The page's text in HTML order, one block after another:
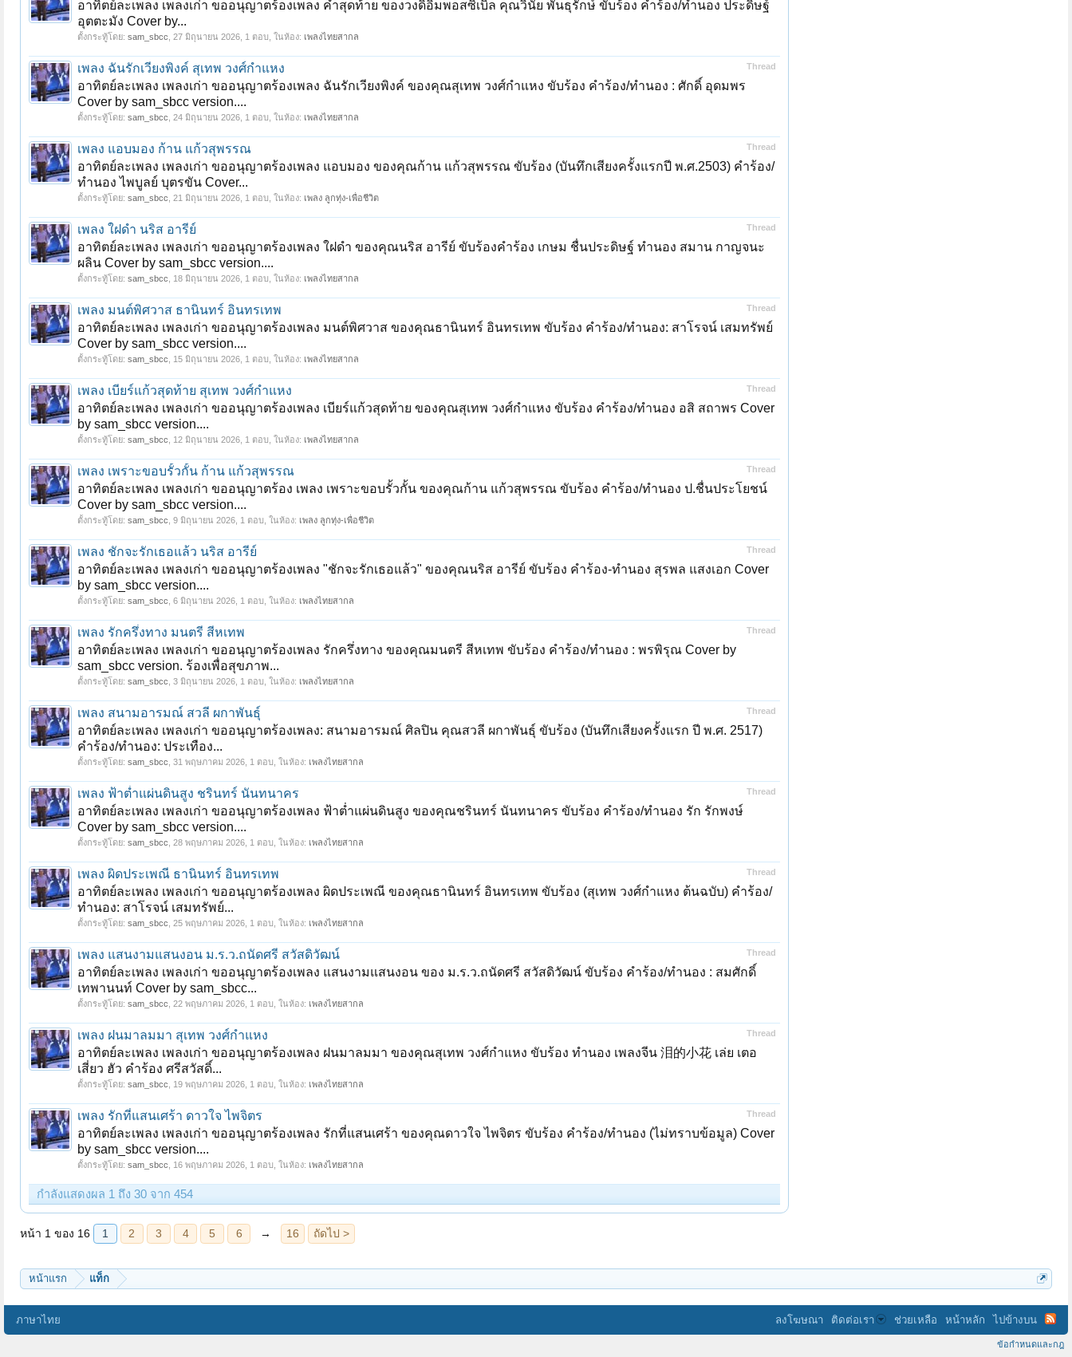
อาทิตย์ละเพลง เพลงเก่า ขออนุญาตร้องเพลง คำสุดท้าย ของวงดิอิมพอสซิเบิ้ล คุณวินัย พันธุรักษ์ ขับร้อง คำร้อง/ทำนอง ประดิษฐ์
อุตตะมัง Cover by...
ตั้งกระทู้โดย: sam_sbcc 27 มิถุนายน 2026 , 1 ตอบ, ในห้อง: เพลงไทยสากล
Thread
เพลง ฉันรักเวียงพิงค์ สุเทพ วงศ์กำแหง
อาทิตย์ละเพลง เพลงเก่า ขออนุญาตร้องเพลง ฉันรักเวียงพิงค์ ของคุณสุเทพ วงศ์กำแหง ขับร้อง คำร้อง/ทำนอง : ศักดิ์ อุดมพร
Cover by sam_sbcc version....
ตั้งกระทู้โดย: sam_sbcc 24 มิถุนายน 2026 , 1 ตอบ, ในห้อง: เพลงไทยสากล
Thread
เพลง แอบมอง ก้าน แก้วสุพรรณ
อาทิตย์ละเพลง เพลงเก่า ขออนุญาตร้องเพลง แอบมอง ของคุณก้าน แก้วสุพรรณ ขับร้อง (บันทึกเสียงครั้งแรกปี พ.ศ.2503) คำร้อง/
ทำนอง ไพบูลย์ บุตรขัน Cover...
ตั้งกระทู้โดย: sam_sbcc 21 มิถุนายน 2026 , 1 ตอบ, ในห้อง: เพลง ลูกทุ่ง-เพื่อชีวิต
Thread
เพลง ใฝดำ นริส อารีย์
อาทิตย์ละเพลง เพลงเก่า ขออนุญาตร้องเพลง ใฝดำ ของคุณนริส อารีย์ ขับร้องคำร้อง เกษม ชื่นประดิษฐ์ ทำนอง สมาน กาญจนะ
ผลิน Cover by sam_sbcc version....
ตั้งกระทู้โดย: sam_sbcc 18 มิถุนายน 2026 , 1 ตอบ, ในห้อง: เพลงไทยสากล
Thread
เพลง มนต์พิศวาส ธานินทร์ อินทรเทพ
อาทิตย์ละเพลง เพลงเก่า ขออนุญาตร้องเพลง มนต์พิศวาส ของคุณธานินทร์ อินทรเทพ ขับร้อง คำร้อง/ทำนอง: สาโรจน์ เสมทรัพย์
Cover by sam_sbcc version....
ตั้งกระทู้โดย: sam_sbcc 15 มิถุนายน 2026 , 1 ตอบ, ในห้อง: เพลงไทยสากล
Thread
เพลง เบียร์แก้วสุดท้าย สุเทพ วงศ์กำแหง
อาทิตย์ละเพลง เพลงเก่า ขออนุญาตร้องเพลง เบียร์แก้วสุดท้าย ของคุณสุเทพ วงศ์กำแหง ขับร้อง คำร้อง/ทำนอง อสิ สถาพร Cover
by sam_sbcc version....
ตั้งกระทู้โดย: sam_sbcc 12 มิถุนายน 2026 , 1 ตอบ, ในห้อง: เพลงไทยสากล
Thread
เพลง เพราะขอบรั้วกั้น ก้าน แก้วสุพรรณ
อาทิตย์ละเพลง เพลงเก่า ขออนุญาตร้อง เพลง เพราะขอบรั้วกั้น ของคุณก้าน แก้วสุพรรณ ขับร้อง คำร้อง/ทำนอง ป.ชื่นประโยชน์
Cover by sam_sbcc version....
ตั้งกระทู้โดย: sam_sbcc 9 มิถุนายน 2026 , 1 ตอบ, ในห้อง: เพลง ลูกทุ่ง-เพื่อชีวิต
Thread
เพลง ชักจะรักเธอแล้ว นริส อารีย์
อาทิตย์ละเพลง เพลงเก่า ขออนุญาตร้องเพลง "ชักจะรักเธอแล้ว" ของคุณนริส อารีย์ ขับร้อง คำร้อง-ทำนอง สุรพล แสงเอก Cover
by sam_sbcc version....
ตั้งกระทู้โดย: sam_sbcc 6 มิถุนายน 2026 , 1 ตอบ, ในห้อง: เพลงไทยสากล
Thread
เพลง รักครึ่งทาง มนตรี สีหเทพ
อาทิตย์ละเพลง เพลงเก่า ขออนุญาตร้องเพลง รักครึ่งทาง ของคุณมนตรี สีหเทพ ขับร้อง คำร้อง/ทำนอง : พรพิรุณ Cover by
sam_sbcc version. ร้องเพื่อสุขภาพ...
ตั้งกระทู้โดย: sam_sbcc 3 มิถุนายน 2026 , 1 ตอบ, ในห้อง: เพลงไทยสากล
Thread
เพลง สนามอารมณ์ สวลี ผกาพันธุ์
อาทิตย์ละเพลง เพลงเก่า ขออนุญาตร้องเพลง: สนามอารมณ์ ศิลปิน คุณสวลี ผกาพันธุ์ ขับร้อง (บันทึกเสียงครั้งแรก ปี พ.ศ. 2517)
คำร้อง/ทำนอง: ประเทือง...
ตั้งกระทู้โดย: sam_sbcc 31 พฤษภาคม 2026 , 1 ตอบ, ในห้อง: เพลงไทยสากล
Thread
เพลง ฟ้าต่ำแผ่นดินสูง ชรินทร์ นันทนาคร
อาทิตย์ละเพลง เพลงเก่า ขออนุญาตร้องเพลง ฟ้าต่ำแผ่นดินสูง ของคุณชรินทร์ นันทนาคร ขับร้อง คำร้อง/ทำนอง รัก รักพงษ์
Cover by sam_sbcc version....
ตั้งกระทู้โดย: sam_sbcc 28 พฤษภาคม 2026 , 1 ตอบ, ในห้อง: เพลงไทยสากล
Thread
เพลง ผิดประเพณี ธานินทร์ อินทรเทพ
อาทิตย์ละเพลง เพลงเก่า ขออนุญาตร้องเพลง ผิดประเพณี ของคุณธานินทร์ อินทรเทพ ขับร้อง (สุเทพ วงศ์กำแหง ต้นฉบับ) คำร้อง/
ทำนอง: สาโรจน์ เสมทรัพย์...
ตั้งกระทู้โดย: sam_sbcc 25 พฤษภาคม 2026 , 1 ตอบ, ในห้อง: เพลงไทยสากล
Thread
เพลง แสนงามแสนงอน ม.ร.ว.ถนัดศรี สวัสดิวัฒน์
อาทิตย์ละเพลง เพลงเก่า ขออนุญาตร้องเพลง แสนงามแสนงอน ของ ม.ร.ว.ถนัดศรี สวัสดิวัฒน์ ขับร้อง คำร้อง/ทำนอง : สมศักดิ์
เทพานนท์ Cover by sam_sbcc...
ตั้งกระทู้โดย: sam_sbcc 22 พฤษภาคม 2026 , 1 ตอบ, ในห้อง: เพลงไทยสากล
Thread
เพลง ฝนมาลมมา สุเทพ วงศ์กำแหง
อาทิตย์ละเพลง เพลงเก่า ขออนุญาตร้องเพลง ฝนมาลมมา ของคุณสุเทพ วงศ์กำแหง ขับร้อง ทำนอง เพลงจีน 泪的小花 เล่ย เตอ
เสี่ยว ฮัว คำร้อง ศรีสวัสดิ์...
ตั้งกระทู้โดย: sam_sbcc 19 พฤษภาคม 2026 , 1 ตอบ, ในห้อง: เพลงไทยสากล
Thread
เพลง รักที่แสนเศร้า ดาวใจ ไพจิตร
อาทิตย์ละเพลง เพลงเก่า ขออนุญาตร้องเพลง รักที่แสนเศร้า ของคุณดาวใจ ไพจิตร ขับร้อง คำร้อง/ทำนอง (ไม่ทราบข้อมูล) Cover
by sam_sbcc version....
ตั้งกระทู้โดย: sam_sbcc 16 พฤษภาคม 2026 , 1 ตอบ, ในห้อง: เพลงไทยสากล
กำลังแสดงผล 1 ถึง 30 จาก 454
หน้าแรก แท็ก
ภาษาไทย ลงโฆษณา ติดต่อเรา ช่วยเหลือ หน้าหลัก ไปข้างบน
ข้อกำหนดและกฎ